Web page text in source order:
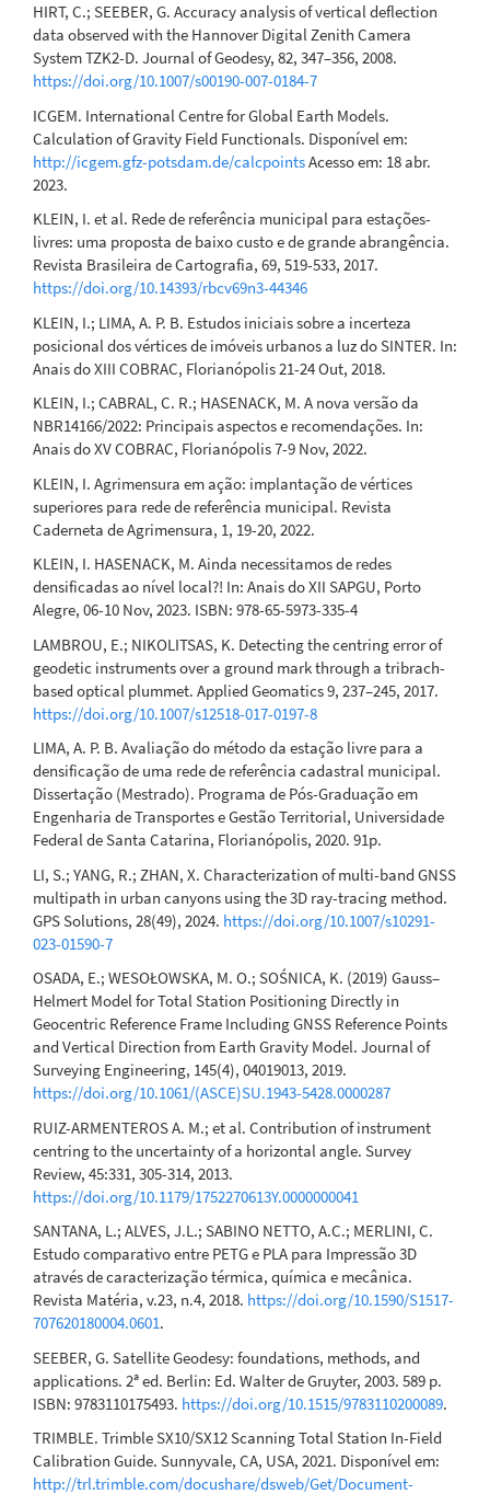
HIRT, C.; SEEBER, G. Accuracy analysis of vertical deflection
data observed with the Hannover Digital Zenith Camera
System TZK2-D. Journal of Geodesy, 82, 347–356, 2008.
https://doi.org/10.1007/s00190-007-0184-7
ICGEM. International Centre for Global Earth Models.
Calculation of Gravity Field Functionals. Disponível em:
http://icgem.gfz-potsdam.de/calcpointsAcesso em: 18 abr.
2023.
KLEIN, I. et al. Rede de referência municipal para estações-
livres: uma proposta de baixo custo e de grande abrangência.
Revista Brasileira de Cartografia, 69, 519-533, 2017.
https://doi.org/10.14393/rbcv69n3-44346
KLEIN, I.; LIMA, A. P. B. Estudos iniciais sobre a incerteza
posicional dos vértices de imóveis urbanos a luz do SINTER. In:
Anais do XIII COBRAC, Florianópolis 21-24 Out, 2018.
KLEIN, I.; CABRAL, C. R.; HASENACK, M. A nova versão da
NBR14166/2022: Principais aspectos e recomendações. In:
Anais do XV COBRAC, Florianópolis 7-9 Nov, 2022.
KLEIN, I. Agrimensura em ação: implantação de vértices
superiores para rede de referência municipal. Revista
Caderneta de Agrimensura, 1, 19-20, 2022.
KLEIN, I. HASENACK, M. Ainda necessitamos de redes
densificadas ao nível local?! In: Anais do XII SAPGU, Porto
Alegre, 06-10 Nov, 2023. ISBN: 978-65-5973-335-4
LAMBROU, Ε.; NIKOLITSAS, K. Detecting the centring error of
geodetic instruments over a ground mark through a tribrach-
based optical plummet. Applied Geomatics 9, 237–245, 2017.
https://doi.org/10.1007/s12518-017-0197-8
LIMA, A. P. B. Avaliação do método da estação livre para a
densificação de uma rede de referência cadastral municipal.
Dissertação (Mestrado). Programa de Pós-Graduação em
Engenharia de Transportes e Gestão Territorial, Universidade
Federal de Santa Catarina, Florianópolis, 2020. 91p.
LI, S.; YANG, R.; ZHAN, X. Characterization of multi-band GNSS
multipath in urban canyons using the 3D ray-tracing method.
GPS Solutions, 28(49), 2024. https://doi.org/10.1007/s10291-
023-01590-7
OSADA, E.; WESOŁOWSKA, M. O.; SOŚNICA, K. (2019) Gauss–
Helmert Model for Total Station Positioning Directly in
Geocentric Reference Frame Including GNSS Reference Points
and Vertical Direction from Earth Gravity Model. Journal of
Surveying Engineering, 145(4), 04019013, 2019.
https://doi.org/10.1061/(ASCE)SU.1943-5428.0000287
RUIZ-ARMENTEROS A. M.; et al. Contribution of instrument
centring to the uncertainty of a horizontal angle. Survey
Review, 45:331, 305-314, 2013.
https://doi.org/10.1179/1752270613Y.0000000041
SANTANA, L.; ALVES, J.L.; SABINO NETTO, A.C.; MERLINI, C.
Estudo comparativo entre PETG e PLA para Impressão 3D
através de caracterização térmica, química e mecânica.
Revista Matéria, v.23, n.4, 2018. https://doi.org/10.1590/S1517-
707620180004.0601.
SEEBER, G. Satellite Geodesy: foundations, methods, and
applications. 2ª ed. Berlin: Ed. Walter de Gruyter, 2003. 589 p.
ISBN: 9783110175493. https://doi.org/10.1515/9783110200089.
TRIMBLE. Trimble SX10/SX12 Scanning Total Station In-Field
Calibration Guide. Sunnyvale, CA, USA, 2021. Disponível em:
http://trl.trimble.com/docushare/dsweb/Get/Document-